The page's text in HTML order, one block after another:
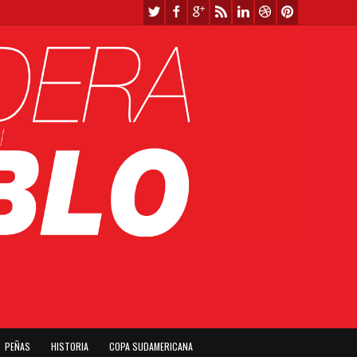
PEÑAS HISTORIA COPA SUDAMERICANA